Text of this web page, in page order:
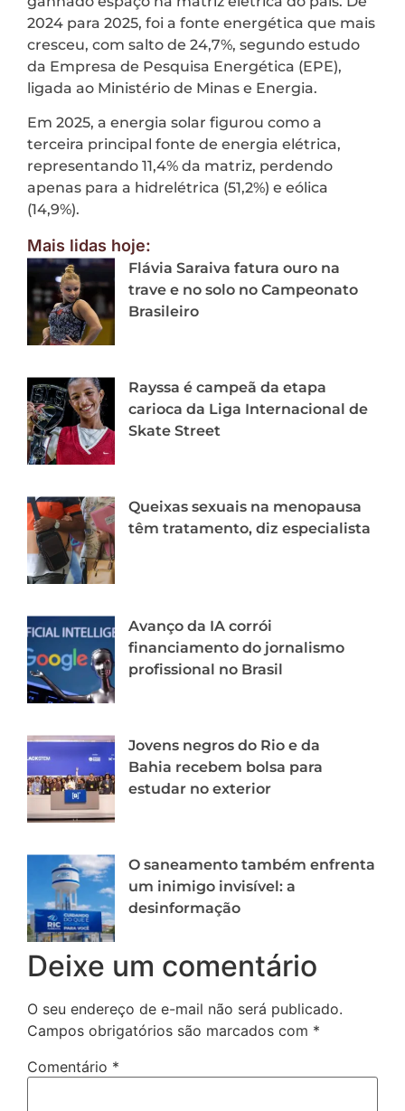
2024 para 2025, foi a fonte energética que mais
cresceu, com salto de 24,7%, segundo estudo
da Empresa de Pesquisa Energética (EPE),
ligada ao Ministério de Minas e Energia.
Em 2025, a energia solar figurou como a
terceira principal fonte de energia elétrica,
representando 11,4% da matriz, perdendo
apenas para a hidrelétrica (51,2%) e eólica
(14,9%).
Mais lidas hoje:
Flávia Saraiva fatura ouro na
trave e no solo no Campeonato
Brasileiro
Rayssa é campeã da etapa
carioca da Liga Internacional de
Skate Street
Queixas sexuais na menopausa
têm tratamento, diz especialista
Avanço da IA corrói
financiamento do jornalismo
profissional no Brasil
Jovens negros do Rio e da
Bahia recebem bolsa para
estudar no exterior
O saneamento também enfrenta
um inimigo invisível: a
desinformação
Deixe um comentário
O seu endereço de e-mail não será publicado.
Campos obrigatórios são marcados com *
Comentário *